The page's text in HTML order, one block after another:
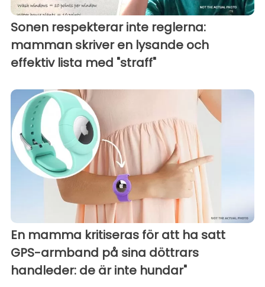
Sonen respekterar inte reglerna:
mamman skriver en lysande och
effektiv lista med "straff"
En mamma kritiseras för att ha satt
GPS-armband på sina döttrars
handleder: de är inte hundar"